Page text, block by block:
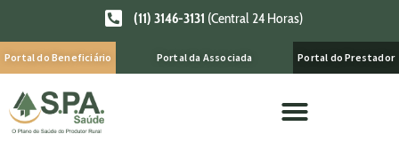
(11) 3146-3131 (Central 24 Horas)
Portal do Beneficiário Portal da Associada Portal do Prestador